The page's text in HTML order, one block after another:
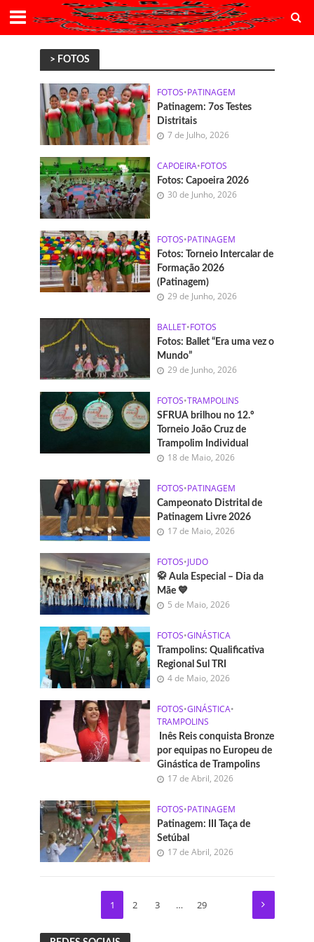
> FOTOS
FOTOS•PATINAGEM
Patinagem: 7os Testes
Distritais
7 de Julho, 2026
CAPOEIRA•FOTOS
Fotos: Capoeira 2026
30 de Junho, 2026
FOTOS•PATINAGEM
Fotos: Torneio Intercalar de
Formação 2026
(Patinagem)
29 de Junho, 2026
BALLET•FOTOS
Fotos: Ballet “Era uma vez o
Mundo”
29 de Junho, 2026
FOTOS•TRAMPOLINS
SFRUA brilhou no 12.º
Torneio João Cruz de
Trampolim Individual
18 de Maio, 2026
FOTOS•PATINAGEM
Campeonato Distrital de
Patinagem Livre 2026
17 de Maio, 2026
FOTOS•JUDO
🥋 Aula Especial – Dia da
Mãe 💙
5 de Maio, 2026
FOTOS•GINÁSTICA
Trampolins: Qualificativa
Regional Sul TRI
4 de Maio, 2026
FOTOS•GINÁSTICA•
TRAMPOLINS
Inês Reis conquista Bronze
por equipas no Europeu de
Ginástica de Trampolins
17 de Abril, 2026
FOTOS•PATINAGEM
Patinagem: III Taça de
Setúbal
17 de Abril, 2026
1 2 3 … 29